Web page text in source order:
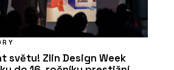
světu! Zlin Design Week